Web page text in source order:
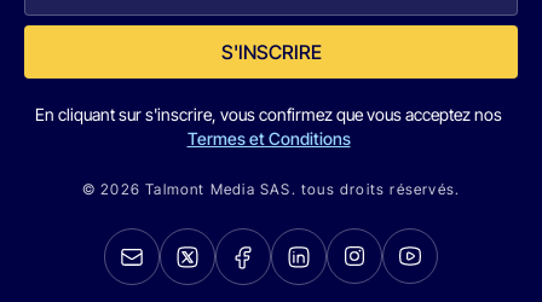
S'INSCRIRE
En cliquant sur s'inscrire, vous confirmez que vous acceptez nos
Termes et Conditions
© 2026 Talmont Media SAS. tous droits réservés.